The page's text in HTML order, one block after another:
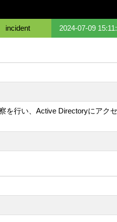
incident 2024-07-09
を行い、Active Directoryにアク